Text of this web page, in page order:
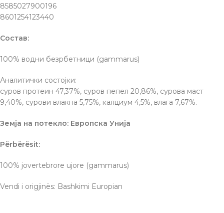
8585027900196
8601254123440
Состав:
100% водни безрбетници (gammarus)
Аналитички состојки:
суров протеин 47,37%, суров пепел 20,86%, сурова маст
9,40%, сурови влакна 5,75%, калциум 4,5%, влага 7,67%.
Земја на потекло: Европска Унија
Përbërësit:
100% jovertebrore ujore (gammarus)
Vendi i origjinës: Bashkimi Europian